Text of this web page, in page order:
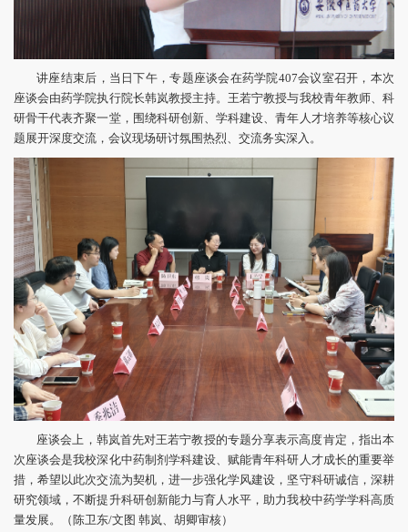
讲座结束后，当日下午，专题座谈会在药学院407会议室召开，本次
座谈会由药学院执行院长韩岚教授主持。王若宁教授与我校青年教师、科
研骨干代表齐聚一堂，围绕科研创新、学科建设、青年人才培养等核心议
题展开深度交流，会议现场研讨氛围热烈、交流务实深入。
座谈会上，韩岚首先对王若宁教授的专题分享表示高度肯定，指出本
次座谈会是我校深化中药制剂学科建设、赋能青年科研人才成长的重要举
措，希望以此次交流为契机，进一步强化学风建设，坚守科研诚信，深耕
研究领域，不断提升科研创新能力与育人水平，助力我校中药学学科高质
量发展。（陈卫东/文图 韩岚、胡卿审核）